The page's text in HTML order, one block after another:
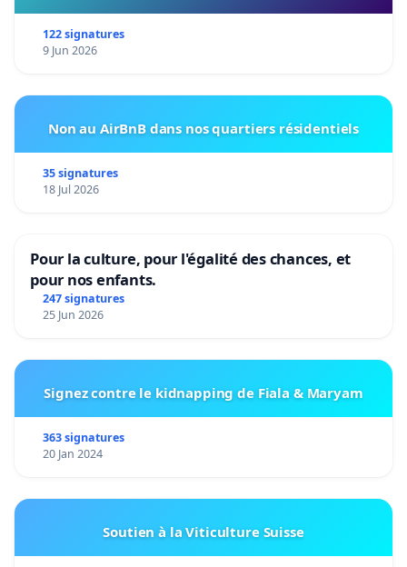
122 signatures
9 Jun 2026
Non au AirBnB dans nos quartiers résidentiels
35 signatures
18 Jul 2026
Pour la culture, pour l'égalité des chances, et
pour nos enfants.
247 signatures
25 Jun 2026
Signez contre le kidnapping de Fiala & Maryam
363 signatures
20 Jan 2024
Soutien à la Viticulture Suisse